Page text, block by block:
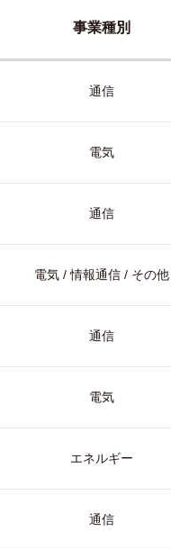
事業種別
通信
電気
通信
電気 / 情報通信 / その他
通信
電気
エネルギー
通信